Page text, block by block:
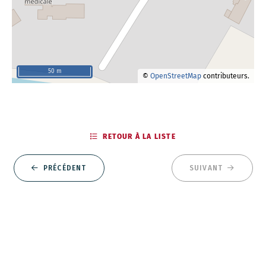
© OpenStreetMap contributeurs.
50 m
PRÉCÉDENT
RETOUR À LA LISTE
SUIVANT